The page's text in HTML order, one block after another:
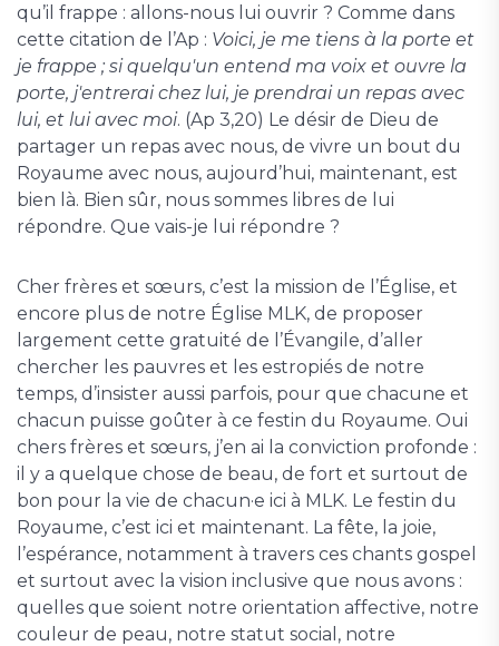
qu’il frappe : allons-nous lui ouvrir ? Comme dans
cette citation de l’Ap : Voici, je me tiens à la porte et
je frappe ; si quelqu'un entend ma voix et ouvre la
porte, j'entrerai chez lui, je prendrai un repas avec
lui, et lui avec moi. (Ap 3,20) Le désir de Dieu de
partager un repas avec nous, de vivre un bout du
Royaume avec nous, aujourd’hui, maintenant, est
bien là. Bien sûr, nous sommes libres de lui
répondre. Que vais-je lui répondre ?
Cher frères et sœurs, c’est la mission de l’Église, et
encore plus de notre Église MLK, de proposer
largement cette gratuité de l’Évangile, d’aller
chercher les pauvres et les estropiés de notre
temps, d’insister aussi parfois, pour que chacune et
chacun puisse goûter à ce festin du Royaume. Oui
chers frères et sœurs, j’en ai la conviction profonde :
il y a quelque chose de beau, de fort et surtout de
bon pour la vie de chacun·e ici à MLK. Le festin du
Royaume, c’est ici et maintenant. La fête, la joie,
l’espérance, notamment à travers ces chants gospel
et surtout avec la vision inclusive que nous avons :
quelles que soient notre orientation affective, notre
couleur de peau, notre statut social, notre